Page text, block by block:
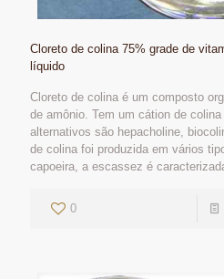
Cloreto de colina 75% grade de
líquido
Cloreto de colina é um composto
de amônio. Tem um cátion de
alternativos são hepacholine,
de colina foi produzida em vários
capoeira, a escassez é
0